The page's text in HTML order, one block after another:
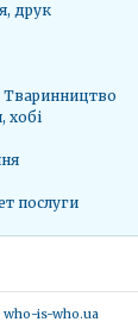
друк
Тваринництво
хобі
послуги
who-is-who.ua